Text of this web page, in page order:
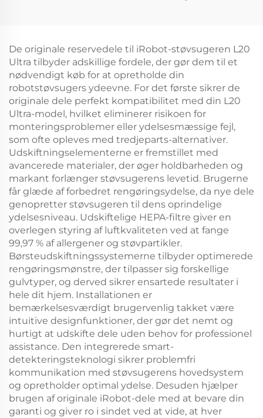
forbrugsvarer,
universel type
mopperklud,
filterdæksel og
støvpose
De originale reservedele til iRobot-støvsugeren L20
Ultra tilbyder adskillige fordele, der gør dem til et
nødvendigt køb for at opretholde din
robotstøvsugers ydeevne. For det første sikrer de
originale dele perfekt kompatibilitet med din L20
Ultra-model, hvilket eliminerer risikoen for
monteringsproblemer eller ydelsesmæssige fejl,
som ofte opleves med tredjeparts-alternativer.
Udskiftningselementerne er fremstillet med
avancerede materialer, der øger holdbarheden og
markant forlænger støvsugerens levetid. Brugerne
får glæde af forbedret rengøringsydelse, da nye dele
genopretter støvsugeren til dens oprindelige
ydelsesniveau. Udskiftelige HEPA-filtre giver en
overlegen styring af luftkvaliteten ved at fange
99,97 % af allergener og støvpartikler.
Børsteudskiftningssystemerne tilbyder optimerede
rengøringsmønstre, der tilpasser sig forskellige
gulvtyper, og derved sikrer ensartede resultater i
hele dit hjem. Installationen er
bemærkelsesværdigt brugervenlig takket være
intuitive designfunktioner, der gør det nemt og
hurtigt at udskifte dele uden behov for professionel
assistance. Den integrerede smart-
detekteringsteknologi sikrer problemfri
kommunikation med støvsugerens hovedsystem
og opretholder optimal ydelse. Desuden hjælper
brugen af originale iRobot-dele med at bevare din
garanti og giver ro i sindet ved at vide, at hver